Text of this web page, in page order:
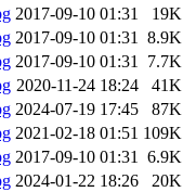
2017-09-10 01:31
19K
2017-09-10 01:31 8.9K
2017-09-10 01:31 7.7K
2020-11-24 18:24
41K
2024-07-19 17:45
87K
2021-02-18 01:51 109K
2017-09-10 01:31 6.9K
2024-01-22 18:26
20K